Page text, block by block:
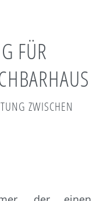
FÜR
ZWISCHEN